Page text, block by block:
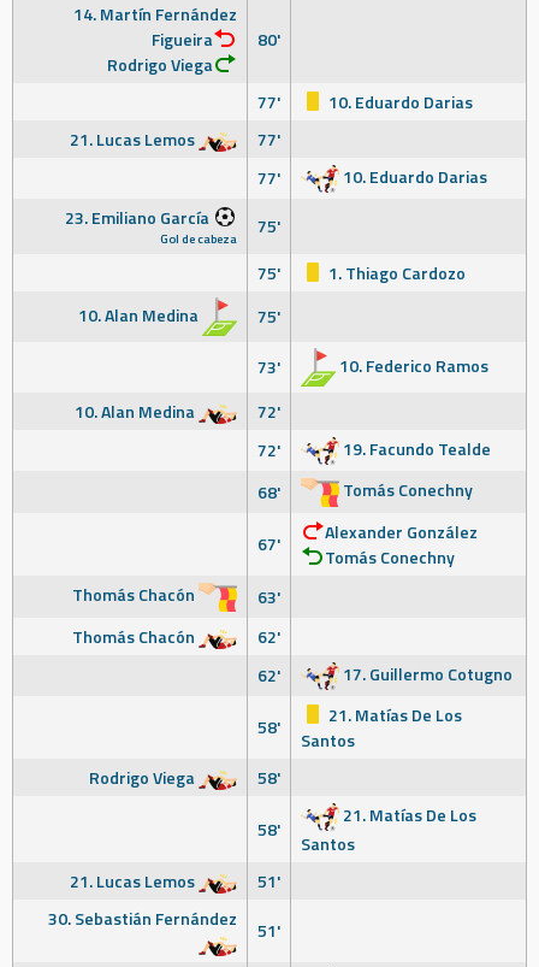
14. Martín Fernández
Figueira
Rodrigo Viega
80'
77'
10. Eduardo Darias
21. Lucas Lemos
77'
77'
10. Eduardo Darias
23. Emiliano García
Gol de cabeza
75'
75'
1. Thiago Cardozo
10. Alan Medina
75'
73'
10. Federico Ramos
10. Alan Medina
72'
72'
19. Facundo Tealde
68'
Tomás Conechny
67'
Alexander González
Tomás Conechny
Thomás Chacón
63'
Thomás Chacón
62'
62'
17. Guillermo Cotugno
58'
21. Matías De Los
Santos
Rodrigo Viega
58'
58'
21. Matías De Los
Santos
21. Lucas Lemos
51'
30. Sebastián Fernández
51'